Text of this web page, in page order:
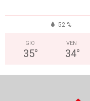
52 %
GIO
35°
VEN
34°